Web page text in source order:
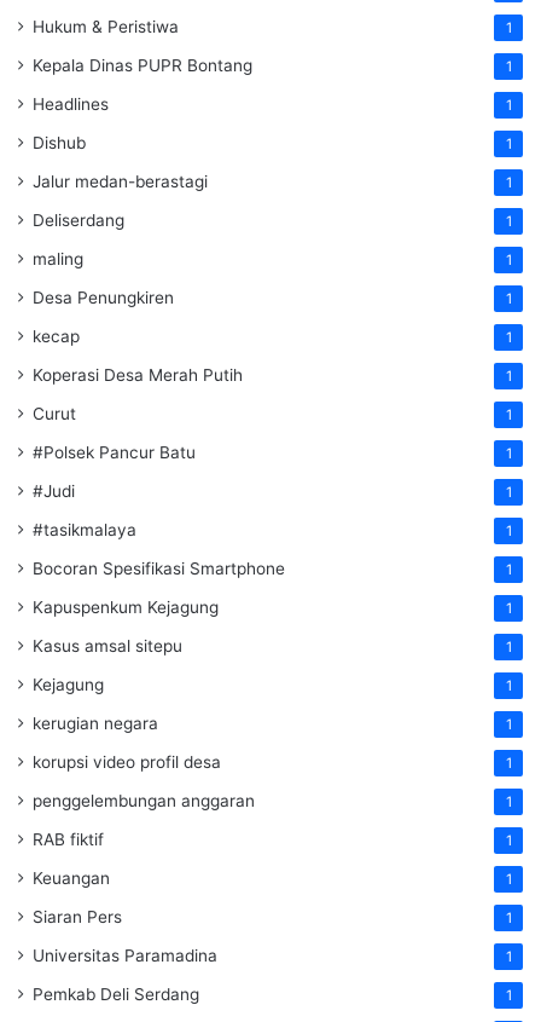
Hukum & Peristiwa 1
Kepala Dinas PUPR Bontang 1
Headlines 1
Dishub 1
Jalur medan-berastagi 1
Deliserdang 1
maling 1
Desa Penungkiren 1
kecap 1
Koperasi Desa Merah Putih 1
Curut 1
#Polsek Pancur Batu 1
#Judi 1
#tasikmalaya 1
Bocoran Spesifikasi Smartphone 1
Kapuspenkum Kejagung 1
Kasus amsal sitepu 1
Kejagung 1
kerugian negara 1
korupsi video profil desa 1
penggelembungan anggaran 1
RAB fiktif 1
Keuangan 1
Siaran Pers 1
Universitas Paramadina 1
Pemkab Deli Serdang 1